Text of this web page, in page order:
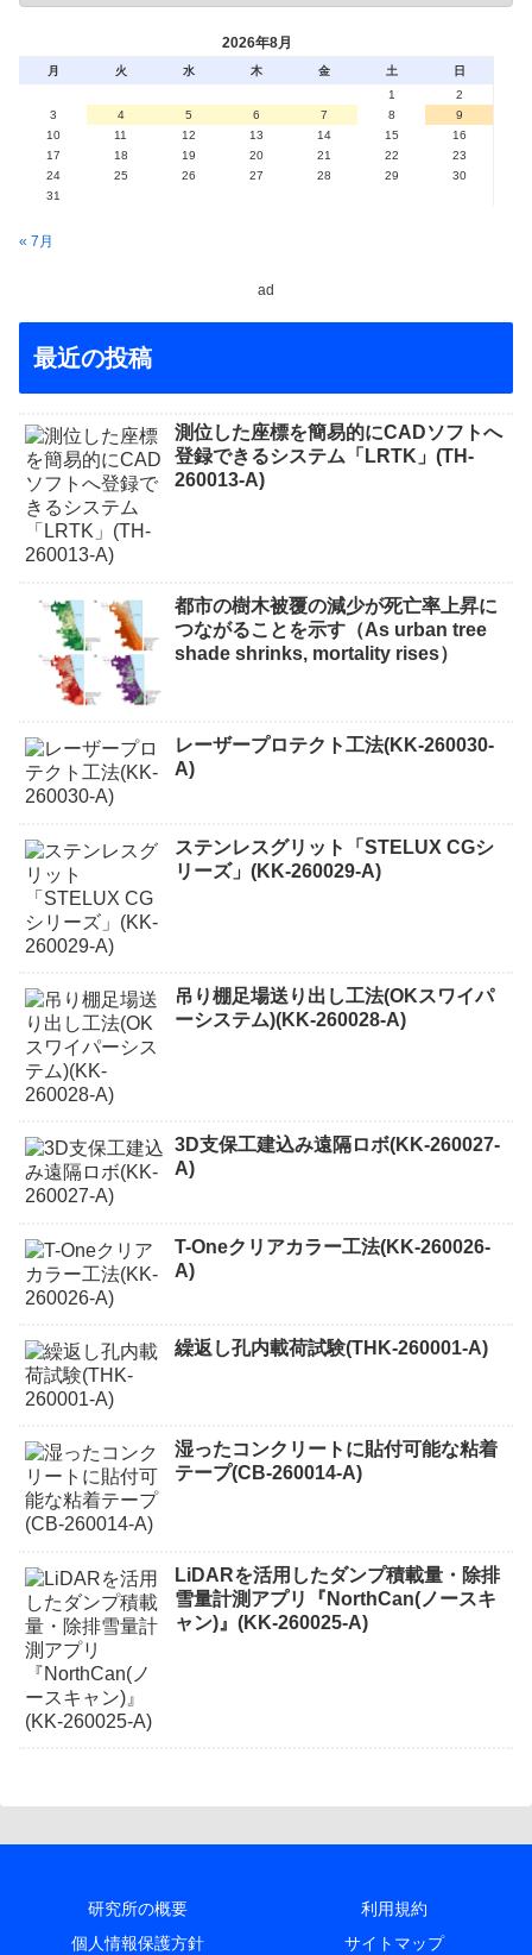
2026年8月
月 火 水 木 金 土
日
1
2
3
4 5 6 7 8
9
10
11 12 13 14 15
16
17
18 19 20 21 22
23
24
25 26 27 28 29
30
31
« 7月
ad
最近の投稿
測位した座標を簡易的にCADソフトへ
登録できるシステム「LRTK」(TH-
260013-A)
都市の樹木被覆の減少が死亡率上昇に
つながることを示す（As urban tree
shade shrinks, mortality rises）
レーザープロテクト⼯法(KK-260030-
A)
ステンレスグリット「STELUX CGシ
リーズ」(KK-260029-A)
吊り棚足場送り出し工法(OKスワイパ
ーシステム)(KK-260028-A)
3D支保工建込み遠隔ロボ(KK-260027-
A)
T-Oneクリアカラー工法(KK-260026-
A)
繰返し孔内載荷試験(THK-260001-A)
湿ったコンクリートに貼付可能な粘着
テープ(CB-260014-A)
LiDARを活用したダンプ積載量・除排
雪量計測アプリ『NorthCan(ノースキ
ャン)』(KK-260025-A)
研究所の概要
利用規約
個人情報保護方針
サイトマップ